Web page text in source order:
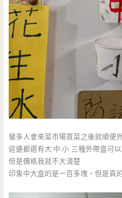
蠻多人會來菜市場買菜之後就順便
這邊都還有大.中.小 三種外帶盒可
但是價格我就不大清楚
印象中大盒的是一百多塊，但是真